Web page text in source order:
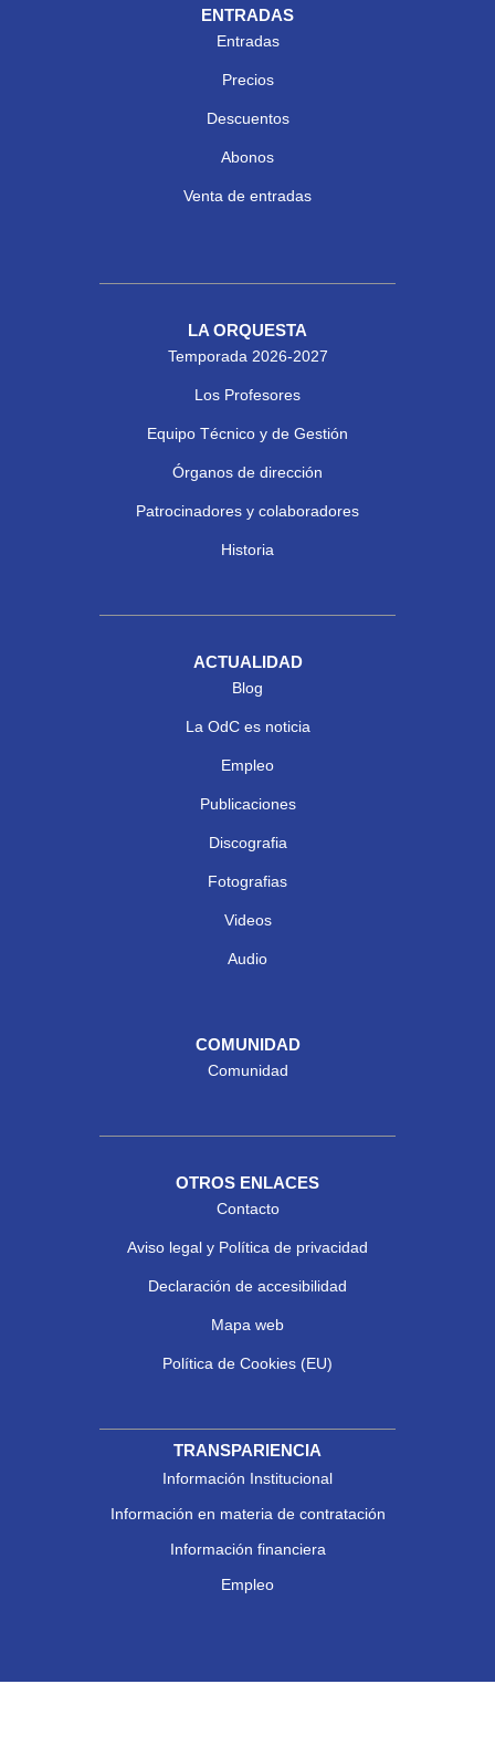
ENTRADAS
Entradas
Precios
Descuentos
Abonos
Venta de entradas
LA ORQUESTA
Temporada 2026-2027
Los Profesores
Equipo Técnico y de Gestión
Órganos de dirección
Patrocinadores y colaboradores
Historia
ACTUALIDAD
Blog
La OdC es noticia
Empleo
Publicaciones
Discografia
Fotografias
Videos
Audio
COMUNIDAD
Comunidad
OTROS ENLACES
Contacto
Aviso legal y Política de privacidad
Declaración de accesibilidad
Mapa web
Política de Cookies (EU)
TRANSPARIENCIA
Información Institucional
Información en materia de contratación
Información financiera
Empleo